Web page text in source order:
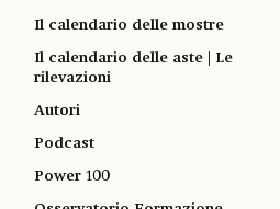
Il calendario delle mostre
Il calendario delle aste | Le
rilevazioni
Autori
Podcast
Power 100